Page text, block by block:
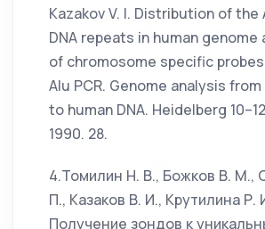
Kazakov V. I. Distribution of
DNA repeats in human
of chromosome specific
Alu PCR. Genome analysis
to human DNA. Heidelberg
1990. 28.
4.Томилин Н. В., Божков В. М.,
П., Казаков В. И., Крутилина Р.
Получение зондов к